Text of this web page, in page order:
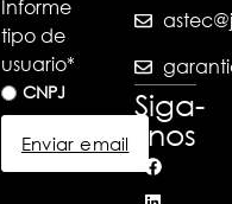
Informe
tipo de
usuario*
CNPJ
Enviar email
Siga-
nos